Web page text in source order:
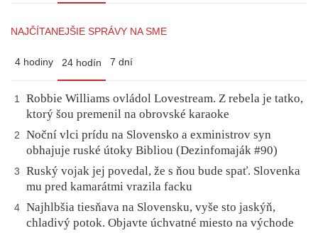
NAJČÍTANEJŠIE SPRÁVY NA SME
4 hodiny 24 hodín 7 dní
1
Robbie Williams ovládol Lovestream. Z rebela je tatko,
ktorý šou premenil na obrovské karaoke
2
Noční vlci prídu na Slovensko a exministrov syn
obhajuje ruské útoky Bibliou (Dezinfomaják #90)
3
Ruský vojak jej povedal, že s ňou bude spať. Slovenka
mu pred kamarátmi vrazila facku
4 Najhlbšia tiesňava na Slovensku, vyše sto jaskýň,
chladivý potok. Objavte úchvatné miesto na východe